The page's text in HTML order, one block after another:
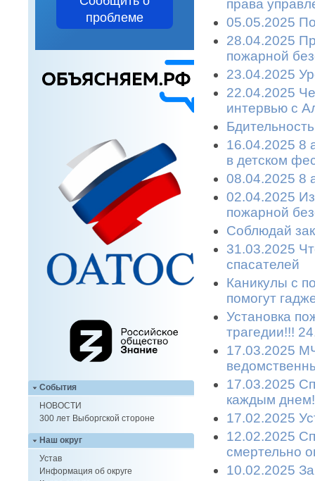
проблеме
События
НОВОСТИ
300 лет Выборгской стороне
Наш округ
Устав
Информация об округе
права
05.05.2025
28.04.2025
пожарной
23.04.2025
22.04.2025
интервью с
16.04.2025 8
в детском
08.04.2025 8
02.04.2025
пожарной
Соблюдай
31.03.2025
спасателей
Каникулы с
помогут
Установка
трагедии!!!
17.03.2025
17.03.2025
каждым днем!
17.02.2025
12.02.2025
смертельно
10.02.2025